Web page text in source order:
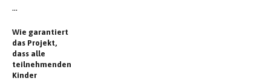
...
Wie garantiert
das Projekt,
dass alle
teilnehmenden
Kinder